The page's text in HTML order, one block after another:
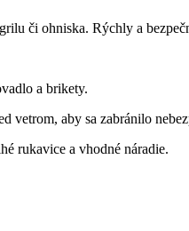
či ohniska. Rýchly a
a⁢ brikety.
vetrom,‍ aby sa zabránilo
rukavice a vhodné náradie.